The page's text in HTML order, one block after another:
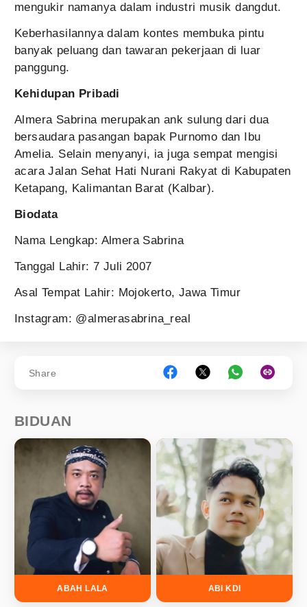
mengukir namanya dalam industri musik dangdut.
Keberhasilannya dalam kontes membuka pintu
banyak peluang dan tawaran pekerjaan di luar
panggung.
Kehidupan Pribadi
Almera Sabrina merupakan ank sulung dari dua
bersaudara pasangan bapak Purnomo dan Ibu
Amelia. Selain menyanyi, ia juga sempat mengisi
acara Jalan Sehat Hati Nurani Rakyat di Kabupaten
Ketapang, Kalimantan Barat (Kalbar).
Biodata
Nama Lengkap: Almera Sabrina
Tanggal Lahir: 7 Juli 2007
Asal Tempat Lahir: Mojokerto, Jawa Timur
Instagram: @almerasabrina_real
Share
BIDUAN
ABAH LALA ABI KDI